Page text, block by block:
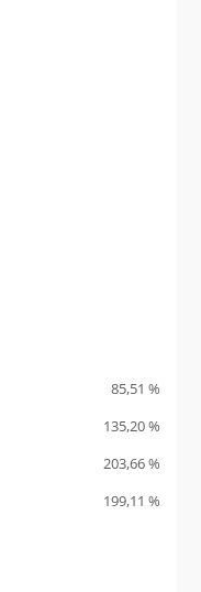
85,51 %
135,20 %
203,66 %
199,11 %